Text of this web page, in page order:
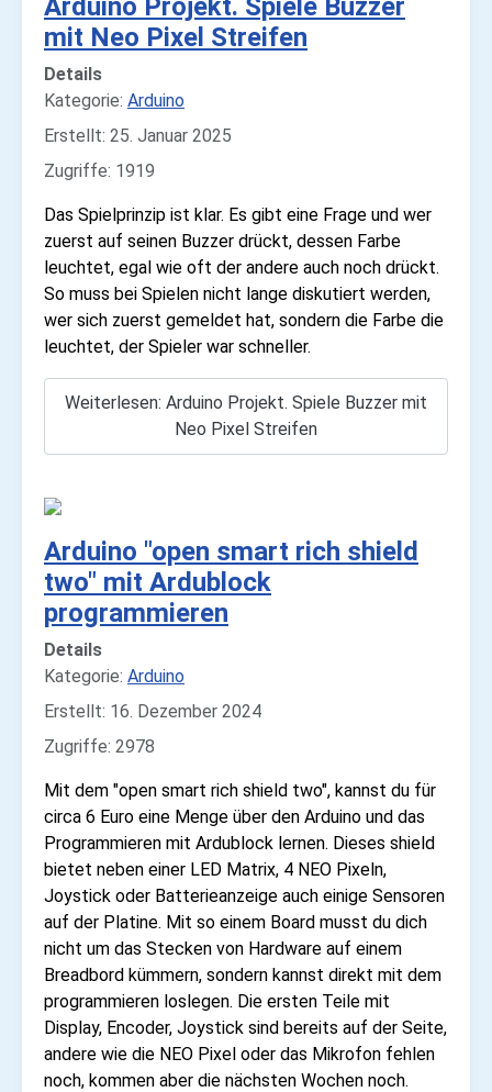
Arduino Projekt. Spiele Buzzer
mit Neo Pixel Streifen
Details
Kategorie: Arduino
Erstellt: 25. Januar 2025
Zugriffe: 1919
Das Spielprinzip ist klar. Es gibt eine Frage und wer
zuerst auf seinen Buzzer drückt, dessen Farbe
leuchtet, egal wie oft der andere auch noch drückt.
So muss bei Spielen nicht lange diskutiert werden,
wer sich zuerst gemeldet hat, sondern die Farbe die
leuchtet, der Spieler war schneller.
Weiterlesen: Arduino Projekt. Spiele Buzzer mit
Neo Pixel Streifen
Arduino "open smart rich shield
two" mit Ardublock
programmieren
Details
Kategorie: Arduino
Erstellt: 16. Dezember 2024
Zugriffe: 2978
Mit dem "open smart rich shield two", kannst du für
circa 6 Euro eine Menge über den Arduino und das
Programmieren mit Ardublock lernen. Dieses shield
bietet neben einer LED Matrix, 4 NEO Pixeln,
Joystick oder Batterieanzeige auch einige Sensoren
auf der Platine. Mit so einem Board musst du dich
nicht um das Stecken von Hardware auf einem
Breadbord kümmern, sondern kannst direkt mit dem
programmieren loslegen. Die ersten Teile mit
Display, Encoder, Joystick sind bereits auf der Seite,
andere wie die NEO Pixel oder das Mikrofon fehlen
noch, kommen aber die nächsten Wochen noch.